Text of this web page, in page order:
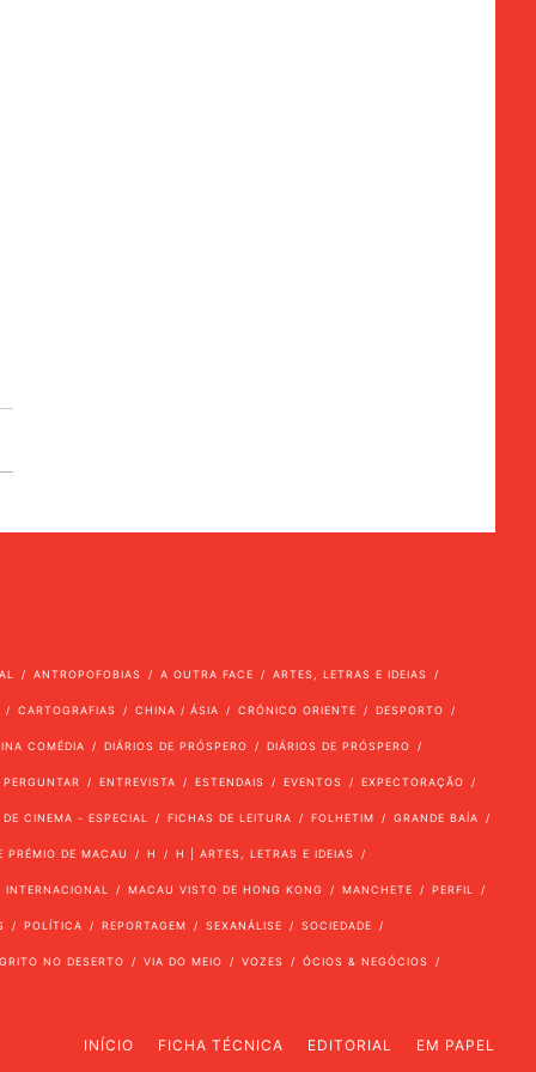
ANTROPOFOBIAS A OUTRA FACE ARTES, LETRAS E IDEIAS
CARTOGRAFIAS CHINA / ÁSIA CRÓNICO ORIENTE DESPORTO
COMÉDIA DIÁRIOS DE PRÓSPERO DIÁRIOS DE PRÓSPERO
ENTREVISTA ESTENDAIS EVENTOS EXPECTORAÇÃO
CINEMA - ESPECIAL FICHAS DE LEITURA FOLHETIM GRANDE BAÍA
PRÉMIO DE MACAU H H | ARTES, LETRAS E IDEIAS
INTERNACIONAL MACAU VISTO DE HONG KONG MANCHETE PERFIL
POLÍTICA REPORTAGEM SEXANÁLISE SOCIEDADE
NO DESERTO VIA DO MEIO VOZES ÓCIOS & NEGÓCIOS
INÍCIO FICHA TÉCNICA EDITORIAL EM PAPEL